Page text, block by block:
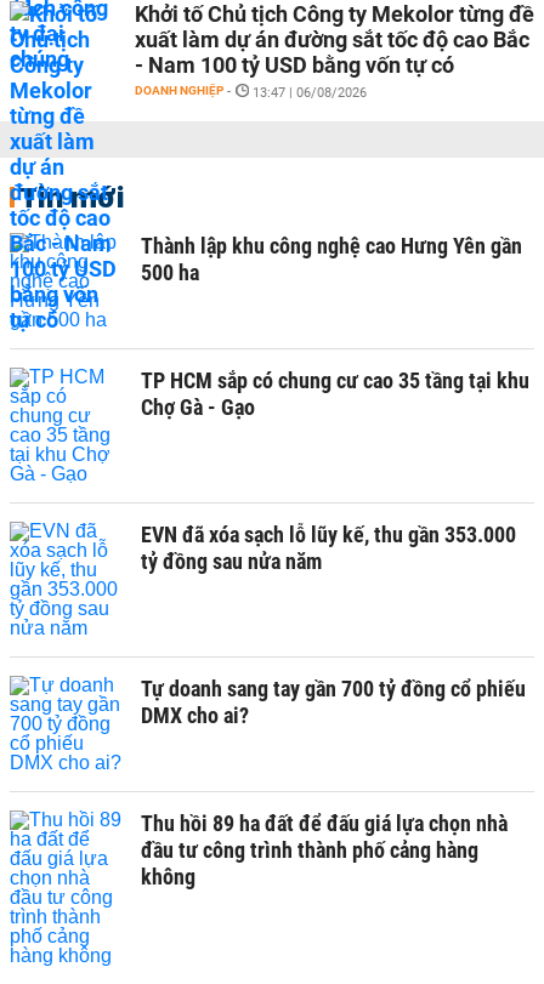
Khởi tố Chủ tịch Công ty Mekolor từng đề
xuất làm dự án đường sắt tốc độ cao Bắc
- Nam 100 tỷ USD bằng vốn tự có
DOANH NGHIỆP - 13:47 | 06/08/2026
Tin mới
Thành lập khu công nghệ cao Hưng Yên gần
500 ha
TP HCM sắp có chung cư cao 35 tầng tại khu
Chợ Gà - Gạo
EVN đã xóa sạch lỗ lũy kế, thu gần 353.000
tỷ đồng sau nửa năm
Tự doanh sang tay gần 700 tỷ đồng cổ phiếu
DMX cho ai?
Thu hồi 89 ha đất để đấu giá lựa chọn nhà
đầu tư công trình thành phố cảng hàng
không